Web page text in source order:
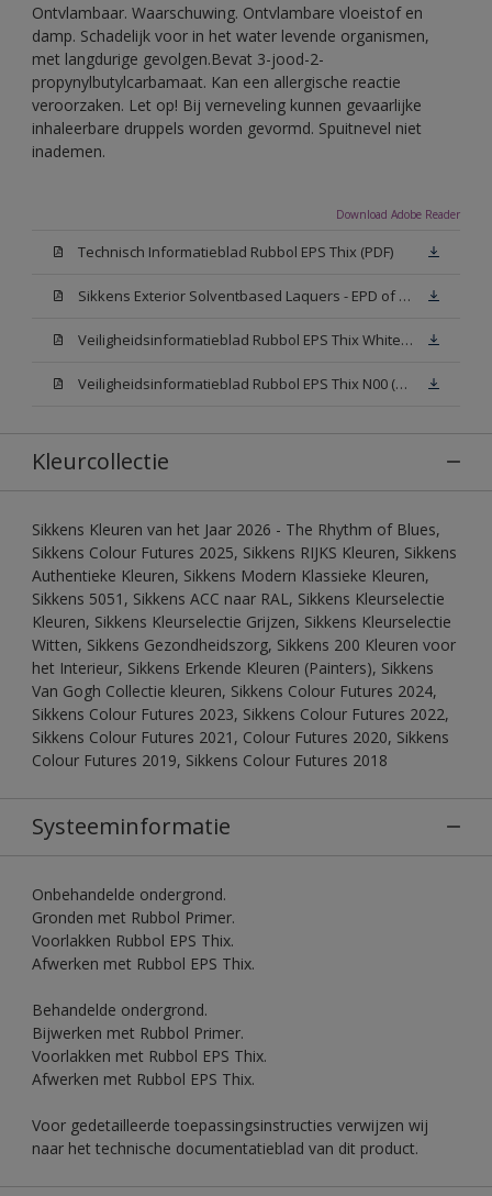
Ontvlambaar. Waarschuwing. Ontvlambare vloeistof en
damp. Schadelijk voor in het water levende organismen,
met langdurige gevolgen.Bevat 3-jood-2-
propynylbutylcarbamaat. Kan een allergische reactie
veroorzaken. Let op! Bij verneveling kunnen gevaarlijke
inhaleerbare druppels worden gevormd. Spuitnevel niet
inademen.
Download Adobe Reader
Technisch Informatieblad Rubbol EPS Thix (PDF)
Sikkens Exterior Solventbased Laquers - EPD of Milieuproductverklaring
Veiligheidsinformatieblad Rubbol EPS Thix White W05 (MSDS)
Veiligheidsinformatieblad Rubbol EPS Thix N00 (MSDS)
Kleurcollectie
Sikkens Kleuren van het Jaar 2026 - The Rhythm of Blues,
Sikkens Colour Futures 2025, Sikkens RIJKS Kleuren, Sikkens
Authentieke Kleuren, Sikkens Modern Klassieke Kleuren,
Sikkens 5051, Sikkens ACC naar RAL, Sikkens Kleurselectie
Kleuren, Sikkens Kleurselectie Grijzen, Sikkens Kleurselectie
Witten, Sikkens Gezondheidszorg, Sikkens 200 Kleuren voor
het Interieur, Sikkens Erkende Kleuren (Painters), Sikkens
Van Gogh Collectie kleuren, Sikkens Colour Futures 2024,
Sikkens Colour Futures 2023, Sikkens Colour Futures 2022,
Sikkens Colour Futures 2021, Colour Futures 2020, Sikkens
Colour Futures 2019, Sikkens Colour Futures 2018
Systeeminformatie
Onbehandelde ondergrond.
Gronden met Rubbol Primer.
Voorlakken Rubbol EPS Thix.
Afwerken met Rubbol EPS Thix.
Behandelde ondergrond.
Bijwerken met Rubbol Primer.
Voorlakken met Rubbol EPS Thix.
Afwerken met Rubbol EPS Thix.
Voor gedetailleerde toepassingsinstructies verwijzen wij
naar het technische documentatieblad van dit product.